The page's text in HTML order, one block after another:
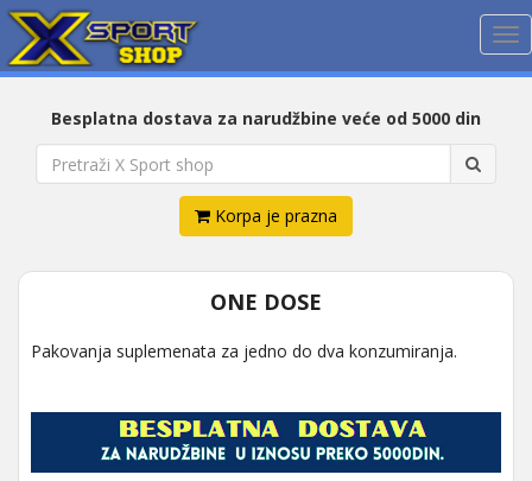
Besplatna dostava za narudžbine veće od 5000 din
Korpa je prazna
ONE DOSE
Pakovanja suplemenata za jedno do dva konzumiranja.